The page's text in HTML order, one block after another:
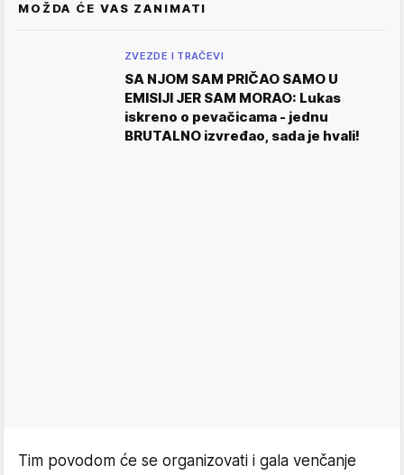
MOŽDA ĆE VAS ZANIMATI
ZVEZDE I TRAČEVI
SA NJOM SAM PRIČAO SAMO U
EMISIJI JER SAM MORAO: Lukas
iskreno o pevačicama - jednu
BRUTALNO izvređao, sada je hvali!
Tim povodom će se organizovati i gala venčanje